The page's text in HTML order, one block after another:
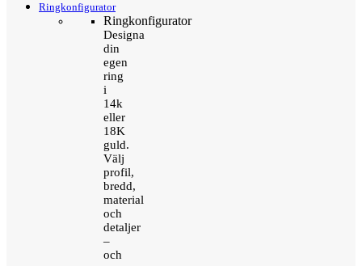
Ringkonfigurator
Ringkonfigurator
Designa
din
egen
ring
i
14k
eller
18K
guld.
Välj
profil,
bredd,
material
och
detaljer
–
och